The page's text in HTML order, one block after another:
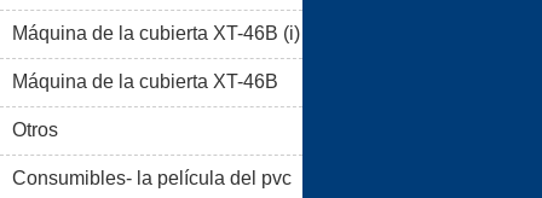
Máquina de la cubierta XT-46B (i)
Máquina de la cubierta XT-46B
(II)
Otros
Consumibles- la película del pvc